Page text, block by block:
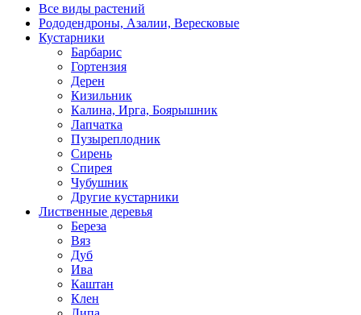
Все виды растений
Рододендроны, Азалии, Вересковые
Кустарники
Барбарис
Гортензия
Дерен
Кизильник
Калина, Ирга, Боярышник
Лапчатка
Пузыреплодник
Сирень
Спирея
Чубушник
Другие кустарники
Лиственные деревья
Береза
Вяз
Дуб
Ива
Каштан
Клен